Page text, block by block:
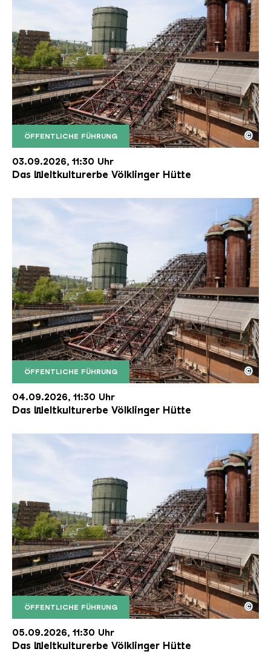
ÖFFENTLICHE FÜHRUNG
Der Erzschrägaufzug der Völklinger Hütte mit
Copyright: Weltkulturerbe Völklinger Hütte | Karl
©
03.09.2026, 11:30 Uhr
Das Weltkulturerbe Völklinger Hütte
ÖFFENTLICHE FÜHRUNG
Der Erzschrägaufzug der Völklinger Hütte mit
Copyright: Weltkulturerbe Völklinger Hütte | Karl
©
04.09.2026, 11:30 Uhr
Das Weltkulturerbe Völklinger Hütte
ÖFFENTLICHE FÜHRUNG
Der Erzschrägaufzug der Völklinger Hütte mit
Copyright: Weltkulturerbe Völklinger Hütte | Karl
©
05.09.2026, 11:30 Uhr
Das Weltkulturerbe Völklinger Hütte